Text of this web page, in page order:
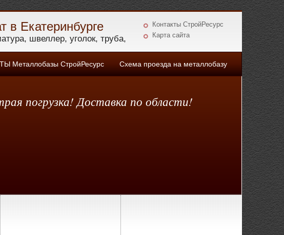
в Екатеринбурге
швеллер, уголок, труба,
Контакты СтройРесурс
Карта сайта
погрузка! Доставка по области!
Металлобазы СтройРесурс Схема проезда на металлобазу